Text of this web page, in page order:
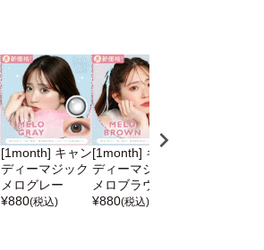
[1month] キャン
ディーマジック
メログレー
¥880(税込)
[1month] キャン
ディーマジック
メロブラウン
¥880(税込)